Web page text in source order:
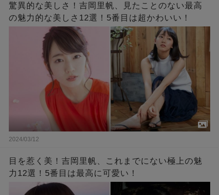
驚異的な美しさ！吉岡里帆、見たことのない最高
の魅力的な美しさ12選！5番目は超かわいい！
2024/03/12
目を惹く美！吉岡里帆、これまでにない極上の魅
力12選！5番目は最高に可愛い！